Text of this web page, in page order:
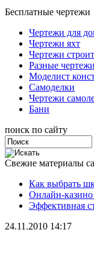
Бесплатные чертежи
Чертежи для
Чертежи яхт
Чертежи
Разные чертежи
Моделист
Самоделки
Чертежи
Бани
поиск по сайту
Свежие материалы
Как выбрать
Онлайн-казино
Эффективная
24.11.2010 14:17